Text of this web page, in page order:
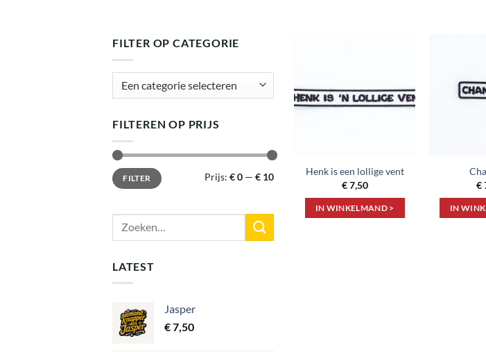
FILTER OP CATEGORIE
FILTEREN OP PRIJS
Min.
prijs
Max.
prijsFILTER Prijs: € 0— € 10
Zoeken
LATEST
Jasper
€7,50
verlanglijst
Henk is een lollige vent
€7,50
IN WINKELMAND >
€
IN